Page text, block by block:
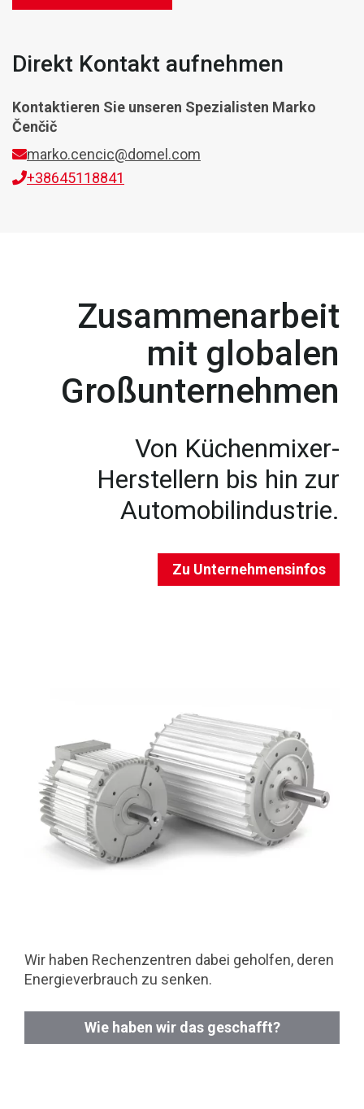
Direkt Kontakt aufnehmen
Kontaktieren Sie unseren Spezialisten Marko
Čenčič
marko.cencic@domel.com
+38645118841
Zusammenarbeit
mit globalen
Großunternehmen
Von Küchenmixer-
Herstellern bis hin zur
Automobilindustrie.
Zu Unternehmensinfos
Wir haben Rechenzentren dabei geholfen, deren
Energieverbrauch zu senken.
Wie haben wir das geschafft?